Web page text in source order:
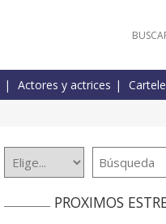
Actores y actrices
PROXIMOS